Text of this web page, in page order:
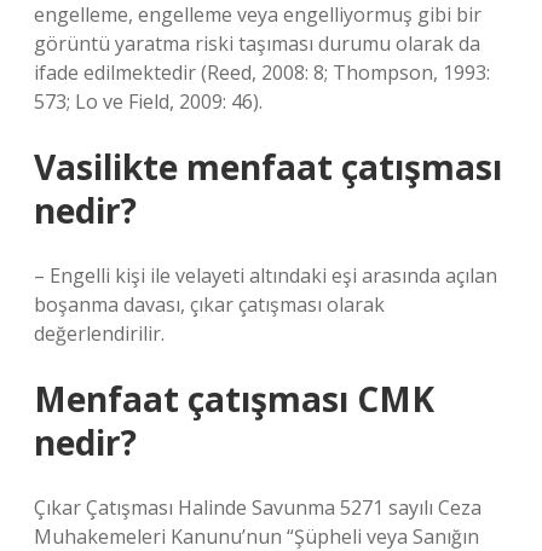
engelleme, engelleme veya engelliyormuş gibi bir
görüntü yaratma riski taşıması durumu olarak da
ifade edilmektedir (Reed, 2008: 8; Thompson, 1993:
573; Lo ve Field, 2009: 46).
Vasilikte menfaat çatışması
nedir?
– Engelli kişi ile velayeti altındaki eşi arasında açılan
boşanma davası, çıkar çatışması olarak
değerlendirilir.
Menfaat çatışması CMK
nedir?
Çıkar Çatışması Halinde Savunma 5271 sayılı Ceza
Muhakemeleri Kanunu’nun “Şüpheli veya Sanığın